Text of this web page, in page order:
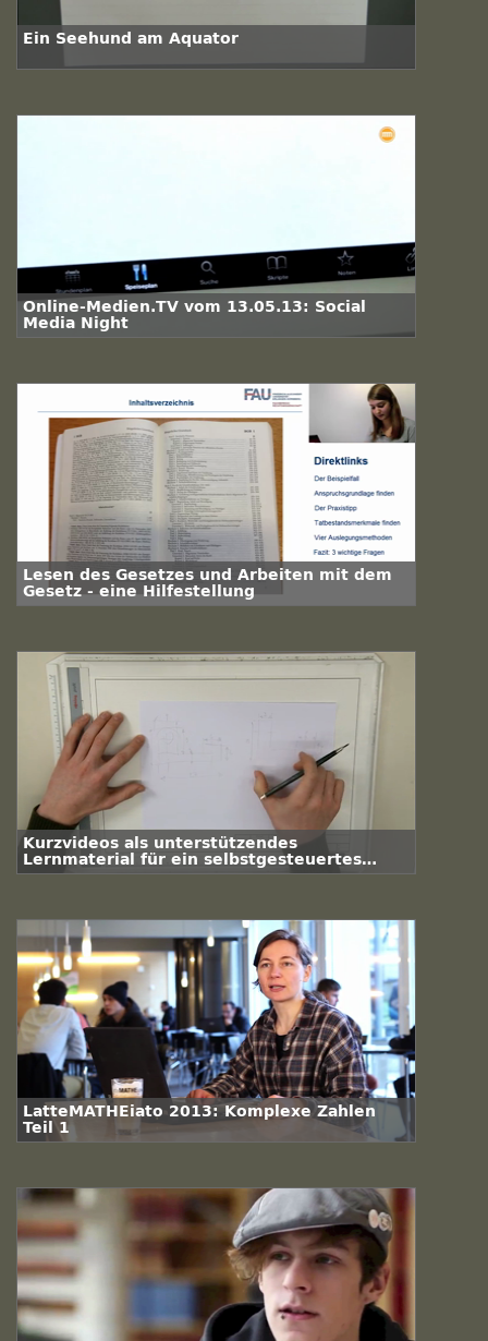
Ein Seehund am Äquator
Online-Medien.TV vom 13.05.13: Social
Media Night
Lesen des Gesetzes und Arbeiten mit dem
Gesetz - eine Hilfestellung
Kurzvideos als unterstützendes
Lernmaterial für ein selbstgesteuertes
Lernen im Fach Technisches Zeichnen an
LatteMATHEiato 2013: Komplexe Zahlen
Teil 1